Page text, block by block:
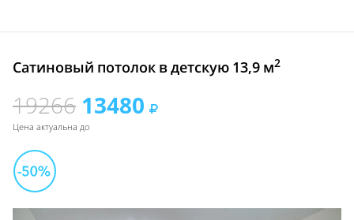
Сатиновый потолок в детскую 13,9 м2
19266 13480
Цена актуальна до